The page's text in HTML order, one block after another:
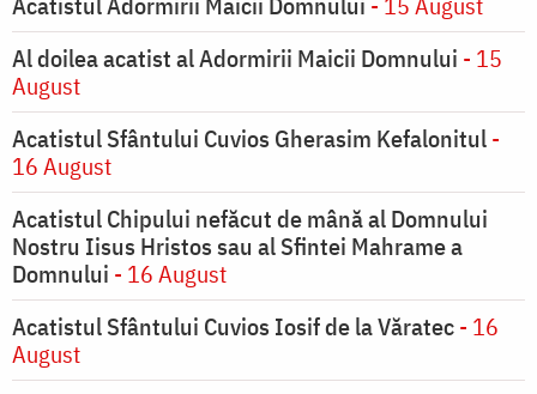
Al doilea acatist al Adormirii Maicii Domnului - 15
August
Acatistul Sfântului Cuvios Gherasim Kefalonitul-
16 August
Acatistul Chipului nefăcut de mână al Domnului
Nostru Iisus Hristos sau al Sfintei Mahrame a
Domnului - 16 August
Acatistul Sfântului Cuvios Iosif de la Văratec- 16
August